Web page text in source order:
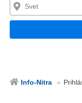
Info-Nitra